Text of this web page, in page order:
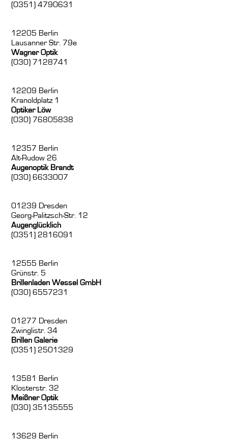
(0351) 4790631
12205 Berlin
Lausanner Str. 79e
Wagner Optik
(030) 7128741
12209 Berlin
Kranoldplatz 1
Optiker Löw
(030) 76805838
12357 Berlin
Alt-Rudow 26
Augenoptik Brandt
(030) 6633007
01239 Dresden
Georg-Palitzsch-Str. 12
Augenglücklich
(0351) 2816091
12555 Berlin
Grünstr. 5
Brillenladen Wessel GmbH
(030) 6557231
01277 Dresden
Zwinglistr. 34
Brillen Galerie
(0351) 2501329
13581 Berlin
Klosterstr. 32
Meißner Optik
(030) 35135555
13629 Berlin